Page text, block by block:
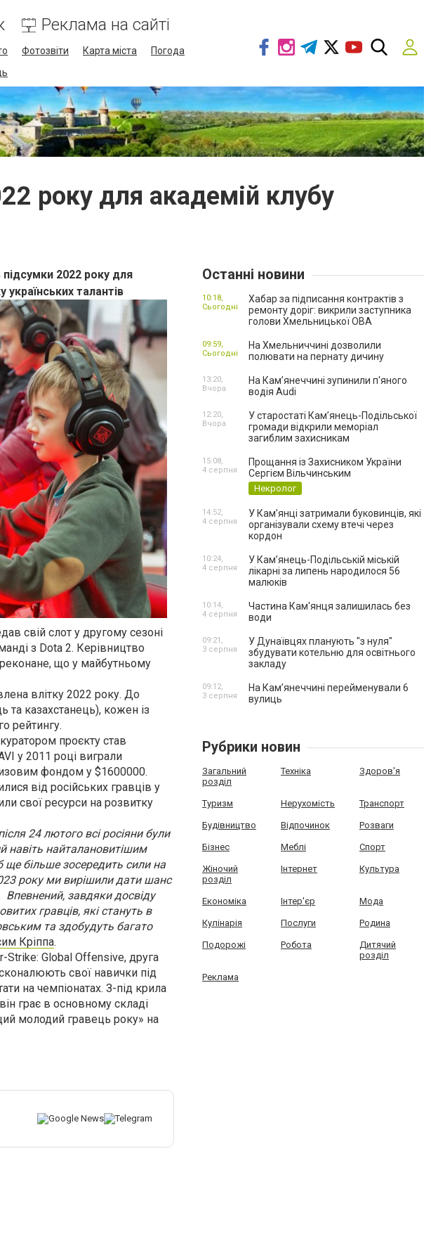
Реклама на сайті
Фотозвіти Карта міста
Погода
року для академій клубу
2022 року для
талантів
свій слот у другому сезоні
з Dota 2. Керівництво
що у майбутньому
влітку 2022 року. До
та казахстанець), кожен із
рейтингу.
проєкту став
у 2011 році виграли
фондом у $1600000.
від російських гравців у
свої ресурси на розвитку
24 лютого всі росіяни були
навіть найталановитішим
більше зосередить сили на
року ми вирішили дати шанс
Впевнений, завдяки досвіду
гравців, які стануть в
та здобудуть багато
Кріппа.
Strike: Global Offensive, друга
свої навички під
на чемпіонатах. З-під крила
грає в основному складі
молодий гравець року» на
Останні новини
Хабар за підписання контрактів з
ремонту доріг: викрили заступника
голови Хмельницької ОВА
10:18,
Сьогодні
На Хмельниччині дозволили
полювати на пернату дичину
09:59,
Сьогодні
На Камʼянеччині зупинили п'яного
водія Audi
13:20,
Вчора
У старостаті Кам’янець-Подільської
громади відкрили меморіал
загиблим захисникам
12:20,
Вчора
Прощання із Захисником України
Сергієм Вільчинським
Некролог
15:08,
4 серпня
У Кам’янці затримали буковинців, які
організували схему втечі через
кордон
14:52,
4 серпня
У Кам’янець-Подільській міській
лікарні за липень народилося 56
малюків
10:24,
4 серпня
Частина Кам'янця залишилась без
води
10:14,
4 серпня
У Дунаївцях планують "з нуля"
збудувати котельню для освітнього
закладу
09:21,
3 серпня
На Камʼянеччині перейменували 6
вулиць
09:12,
3 серпня
Рубрики новин
Загальний
розділ
Техніка Здоров'я
Туризм Нерухомість Транспорт
Будівництво Відпочинок Розваги
Бізнес Меблі Спорт
Жіночий
розділ
Інтернет Культура
Економіка Інтер'єр Мода
Кулінарія Послуги Родина
Подорожі Робота
Дитячий
розділ
Реклама